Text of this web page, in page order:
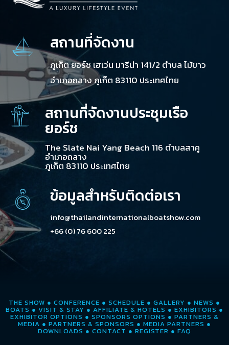
สถานที่จัดงาน
ภูเก็ต ยอร์ช เฮเว่น มารีน่า 141/2 ตำบล ไม้ขาว
อำเภอถลาง ภูเก็ต 83110 ประเทศไทย
สถานที่จัดงานประชุมเรือ
ยอร์ช
The Slate Nai Yang Beach 116 ตำบลสาคู
อำเภอถลาง
ภูเก็ต 83110 ประเทศไทย
ข้อมูลสำหรับติดต่อเรา
info@thailandinternationalboatshow.com
+66 (0) 76 600 225
THE SHOW ● CONFERENCE ● SCHEDULE ● GALLERY ● NEWS ●
BOATS ● VISIT & STAY ● AFFILIATE & HOTELS ● EXHIBITORS ●
EXHIBITOR OPTIONS ● SPONSORS OPTIONS ● PARTNERS &
MEDIA ● PARTNERS & SPONSORS ● MEDIA PARTNERS ●
DOWNLOADS ● CONTACT ● REGISTER ● FAQ